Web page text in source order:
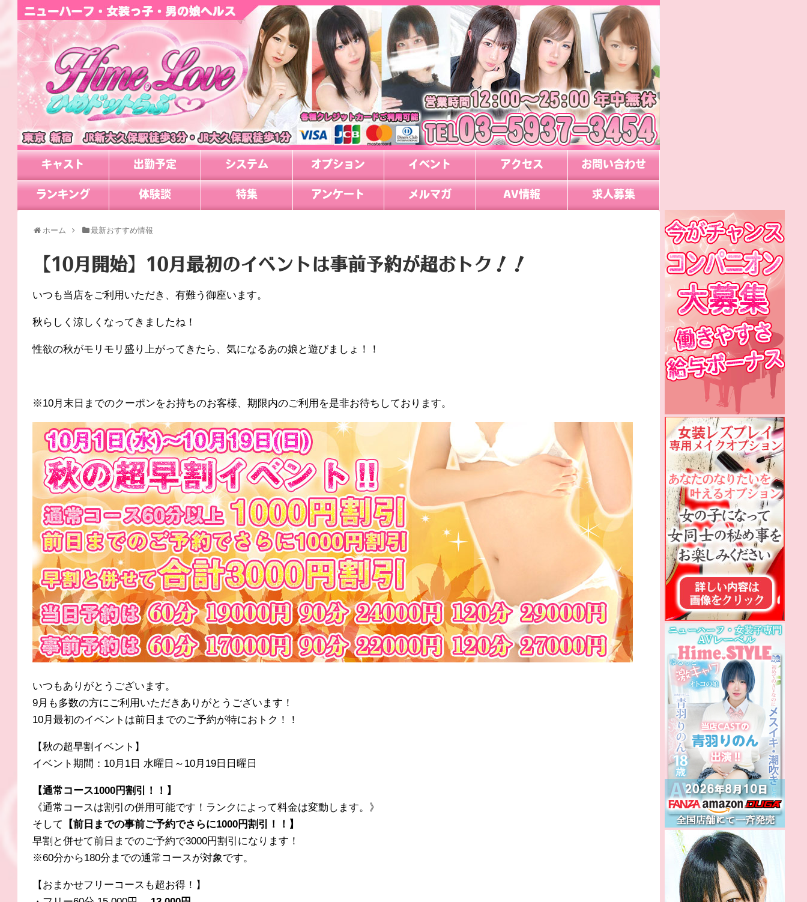
キャスト 出勤予定 システム オプション イベント アクセス お問い合わせ
ランキング 体験談 特集 アンケート メルマガ AV情報 求人募集
ホーム 最新おすすめ情報
【10月開始】10月最初のイベントは事前予約が超おトク！！
いつも当店をご利用いただき、有難う御座います。
秋らしく涼しくなってきましたね！
性欲の秋がモリモリ盛り上がってきたら、気になるあの娘と遊びましょ！！
※10月末日までのクーポンをお持ちのお客様、期限内のご利用を是非お待ちしております。
いつもありがとうございます。
9月も多数の方にご利用いただきありがとうございます！
10月最初のイベントは前日までのご予約が特におトク！！
【秋の超早割イベント】
イベント期間：10月1日 水曜日～10月19日日曜日
【通常コース1000円割引！！】
《通常コースは割引の併用可能です！ランクによって料金は変動します。》
そして
【前日までの事前ご予約でさらに1000円割引！！】
早割と併せて前日までのご予約で3000円割引になります！
※60分から180分までの通常コースが対象です。
【おまかせフリーコースも超お得！】